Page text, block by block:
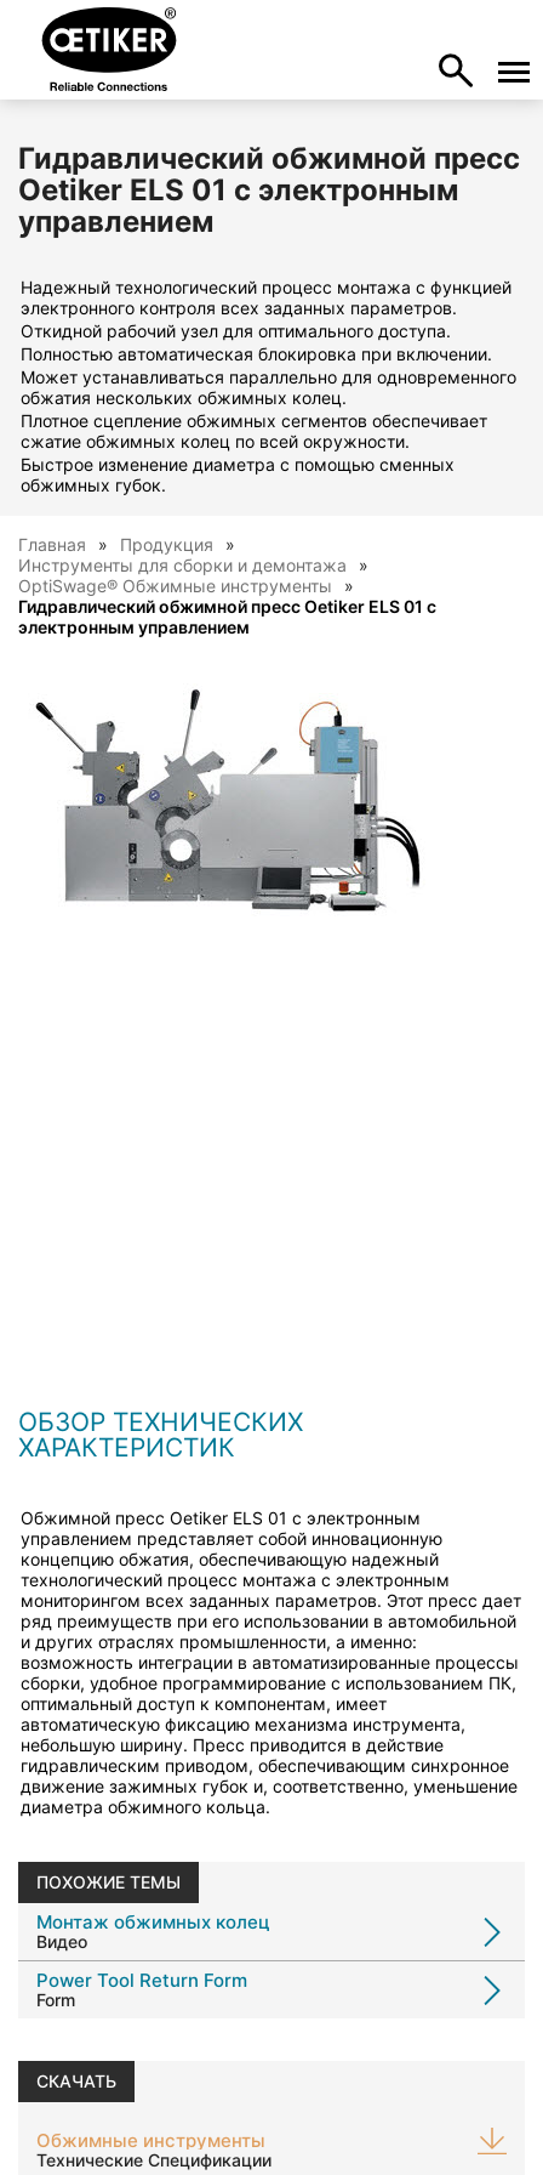
Гидравлический обжимной пресс
Oetiker ELS 01 с электронным
управлением
Надежный технологический процесс монтажа с функцией
электронного контроля всех заданных параметров.
Откидной рабочий узел для оптимального доступа.
Полностью автоматическая блокировка при включении.
Может устанавливаться параллельно для одновременного
обжатия нескольких обжимных колец.
Плотное сцепление обжимных сегментов обеспечивает
сжатие обжимных колец по всей окружности.
Быстрое изменение диаметра с помощью сменных
обжимных губок.
Главная
Продукция
Инструменты для сборки и демонтажа
OptiSwage® Обжимные инструменты
Гидравлический обжимной пресс Oetiker ELS 01 с
электронным управлением
ОБЗОР ТЕХНИЧЕСКИХ
ХАРАКТЕРИСТИК
Обжимной пресс Oetiker ELS 01 с электронным
управлением представляет собой инновационную
концепцию обжатия, обеспечивающую надежный
технологический процесс монтажа с электронным
мониторингом всех заданных параметров. Этот пресс дает
ряд преимуществ при его использовании в автомобильной
и других отраслях промышленности, а именно:
возможность интеграции в автоматизированные процессы
сборки, удобное программирование с использованием ПК,
оптимальный доступ к компонентам, имеет
автоматическую фиксацию механизма инструмента,
небольшую ширину. Пресс приводится в действие
гидравлическим приводом, обеспечивающим синхронное
движение зажимных губок и, соответственно, уменьшение
диаметра обжимного кольца.
ПОХОЖИЕ ТЕМЫ
Монтаж обжимных колец
Видео
Power Tool Return Form
Form
СКАЧАТЬ
Обжимные инструменты
Технические Спецификации